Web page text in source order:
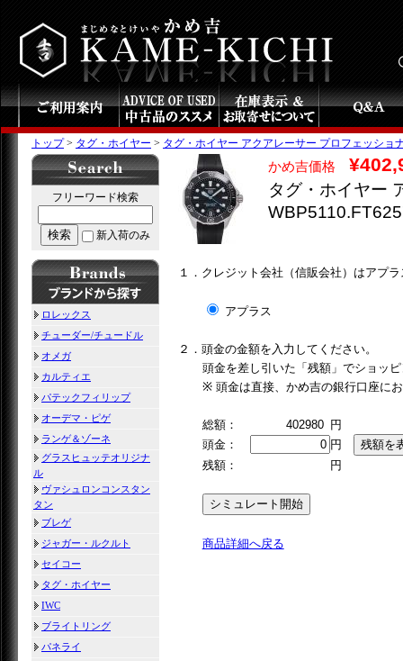
トップ > タグ・ホイヤー > タグ・ホイヤー アクアレーサー プロフェッショ
フリーワード検索
検索 新入荷のみ
ロレックス
チューダー/チュードル
オメガ
カルティエ
パテックフィリップ
オーデマ・ピゲ
ランゲ＆ゾーネ
グラスヒュッテオリジナ
ル
ヴァシュロンコンスタン
タン
ブレゲ
ジャガー・ルクルト
セイコー
タグ・ホイヤー
IWC
ブライトリング
パネライ
かめ吉価格
タグ・ホイヤー
１．クレジット会社（信販会社）はアプ
アプラス
２．頭金の金額を入力してください。
頭金を差し引いた「残額」でショッ
※ 頭金は直接、かめ吉の銀行口座に
総額： 402980 円
頭金：
円
残額：
円
商品詳細へ戻る